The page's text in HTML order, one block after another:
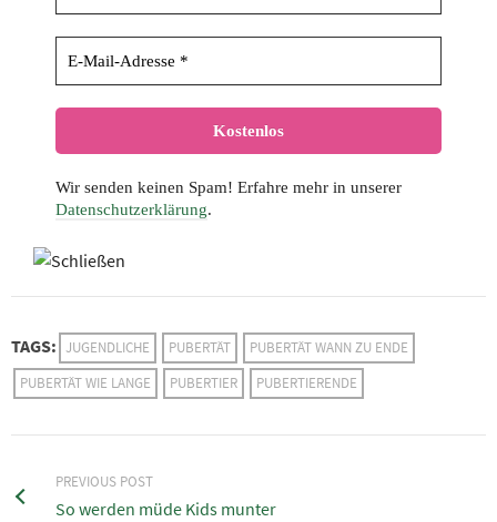
Wir senden keinen Spam! Erfahre mehr in unserer
Datenschutzerklärung.
TAGS: JUGENDLICHE PUBERTÄT
PUBERTÄT WANN ZU ENDE
PUBERTÄT WIE LANGE
PUBERTIER PUBERTIERENDE
PREVIOUS POST
So werden müde Kids munter